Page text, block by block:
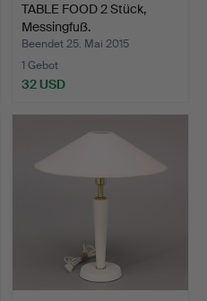
TABLE FOOD 2 Stück,
Messingfuß.
Beendet 25. Mai 2015
1 Gebot
32 USD